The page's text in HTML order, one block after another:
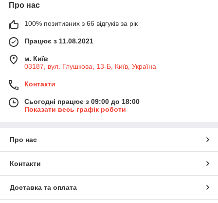
Про нас
100% позитивних з 66 відгуків за рік
Працює з 11.08.2021
м. Київ
03187, вул. Глушкова, 13-Б, Київ, Україна
Контакти
Сьогодні працює з 09:00 до 18:00
Показати весь графік роботи
Про нас
Контакти
Доставка та оплата